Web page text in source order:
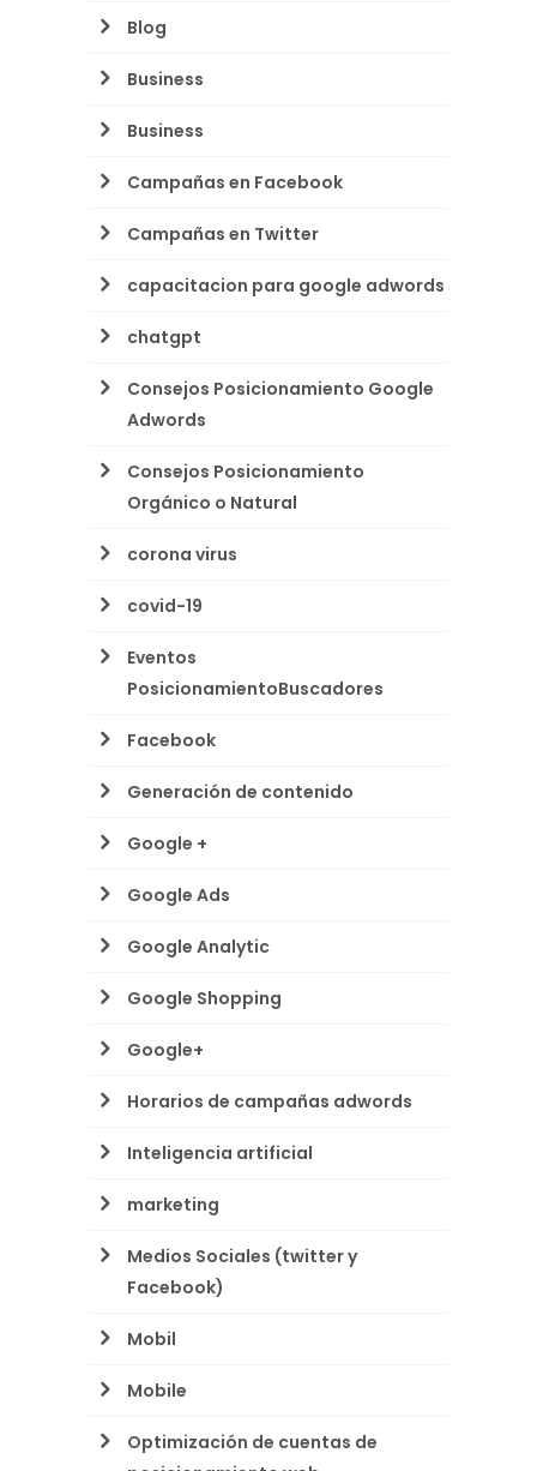
Blog
Business
Business
Campañas en Facebook
Campañas en Twitter
capacitacion para google adwords
chatgpt
Consejos Posicionamiento Google
Adwords
Consejos Posicionamiento
Orgánico o Natural
corona virus
covid-19
Eventos
PosicionamientoBuscadores
Facebook
Generación de contenido
Google +
Google Ads
Google Analytic
Google Shopping
Google+
Horarios de campañas adwords
Inteligencia artificial
marketing
Medios Sociales (twitter y
Facebook)
Mobil
Mobile
Optimización de cuentas de